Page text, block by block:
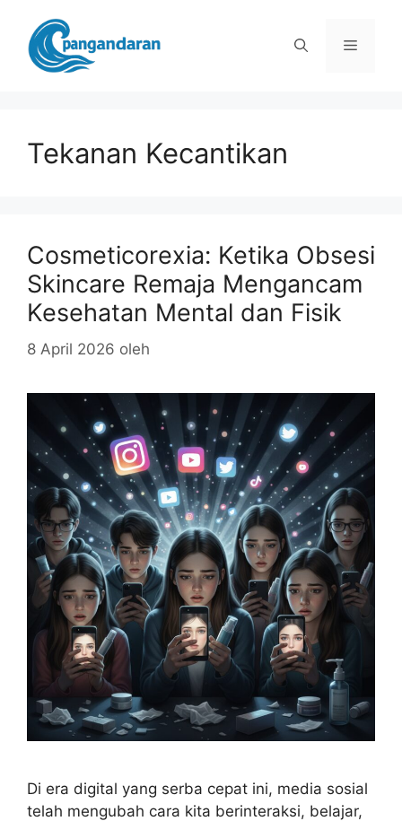
Menu
Tekanan Kecantikan
Cosmeticorexia: Ketika Obsesi
Skincare Remaja Mengancam
Kesehatan Mental dan Fisik
8 April 2026 oleh
Di era digital yang serba cepat ini, media sosial
telah mengubah cara kita berinteraksi, belajar,